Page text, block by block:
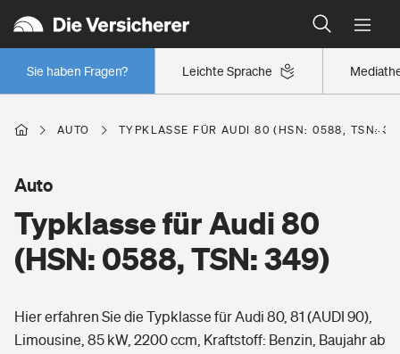
Leichte Sprache
Sie haben Fragen?
Wer versichert was: Jetzt Versicherer finden
Regionalklassen: So ist Ihre Region eingestuft
Wer versichert was: Jetzt Versicherer finden
Berufsunfähigkeitsversicherung
Erwerbsunfähigkeitsversicherung
Grundfähigkeitsversicherung
Wohnen
Freizeit
AUTO TYPKLASSE FÜR AUDI 80 (HSN: 0588, TSN:
Typklasse für Audi 80
(HSN: 0588, TSN: 349)
Auto
Hier erfahren Sie die Typklasse für Audi 80, 81 (AUDI 90),
Limousine, 85 kW, 2200 ccm, Kraftstoff: Benzin, Baujahr ab